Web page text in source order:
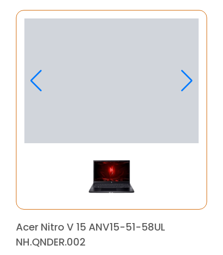
Acer Nitro V 15 ANV15-51-58UL
NH.QNDER.002